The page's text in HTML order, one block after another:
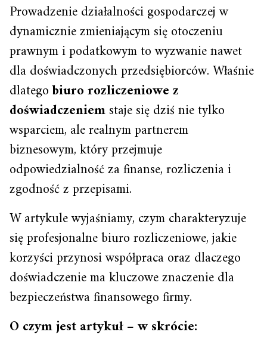
Prowadzenie działalności gospodarczej w
dynamicznie zmieniającym się otoczeniu
prawnym i podatkowym to wyzwanie nawet
dla doświadczonych przedsiębiorców. Właśnie
dlategobiuro rozliczeniowe z
doświadczeniemstaje się dziś nie tylko
wsparciem, ale realnym partnerem
biznesowym, który przejmuje
odpowiedzialność za finanse, rozliczenia i
zgodność z przepisami.
W artykule wyjaśniamy, czym charakteryzuje
się profesjonalne biuro rozliczeniowe, jakie
korzyści przynosi współpraca oraz dlaczego
doświadczenie ma kluczowe znaczenie dla
bezpieczeństwa finansowego firmy.
O czym jest artykuł – w skrócie: